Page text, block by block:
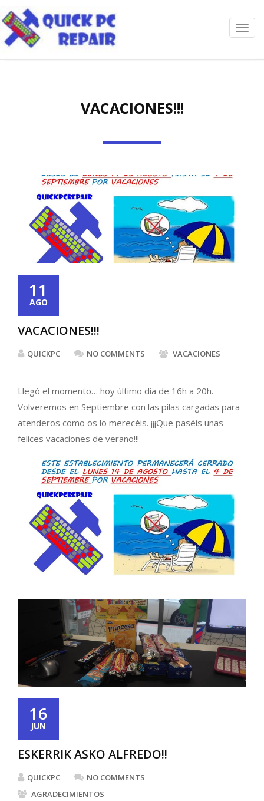
VACACIONES!!!
11
AGO
VACACIONES!!!
QUICKPC NO COMMENTS VACACIONES
Llegó el momento… hoy último día de 16h a 20h.
Volveremos en Septiembre con las pilas cargadas para
atenderos como os lo merecéis. ¡¡¡Que paséis unas
felices vacaciones de verano!!!
16
JUN
ESKERRIK ASKO ALFREDO!!
QUICKPC
NO COMMENTS
AGRADECIMIENTOS